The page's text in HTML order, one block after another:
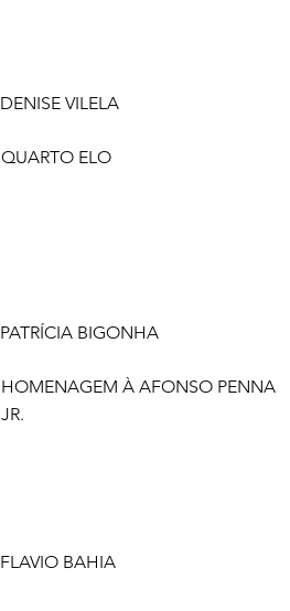
DENISE VILELA
QUARTO ELO
PATRÍCIA BIGONHA
HOMENAGEM À AFONSO PENNA
JR.
FLAVIO BAHIA